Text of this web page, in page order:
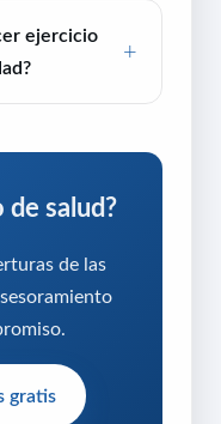
ejercicio
de salud?
de las
gratis